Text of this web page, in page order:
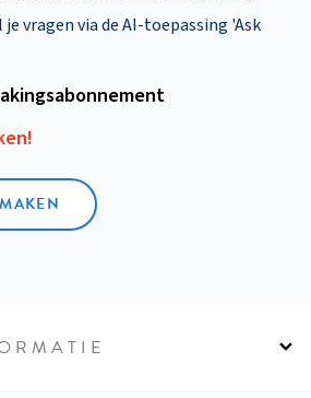
vragen via de AI-toepassing 'Ask